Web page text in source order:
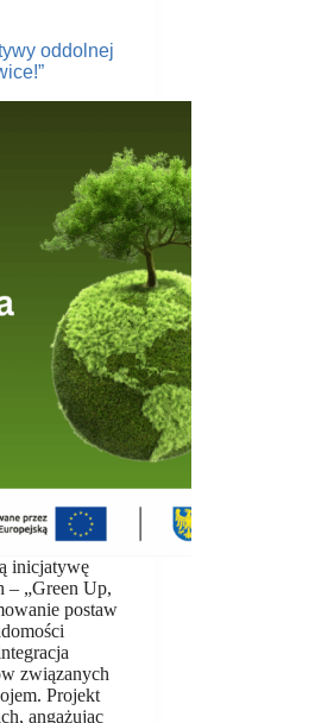
oddolnej
inicjatywę
– „Green Up,
postaw
związanych
Projekt
angażując